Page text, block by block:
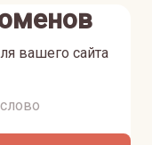
вашего сайта